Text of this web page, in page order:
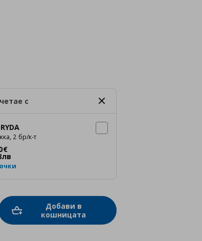
с
2 бр/к-т
€4,90 €
лв
Добави в
кошницата